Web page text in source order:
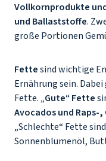
Vollkornprodukte
und Ballaststoffe.
große Portionen
Fettesind wichtige
Ernährung sein.
Fette. „Gute“ Fette
Avocados und Raps-
„Schlechte“ Fette
Sonnenblumenöl,